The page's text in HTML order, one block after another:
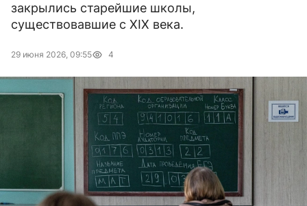
закрылись старейшие школы,
существовавшие с XIX века.
29 июня 2026, 09:55 4